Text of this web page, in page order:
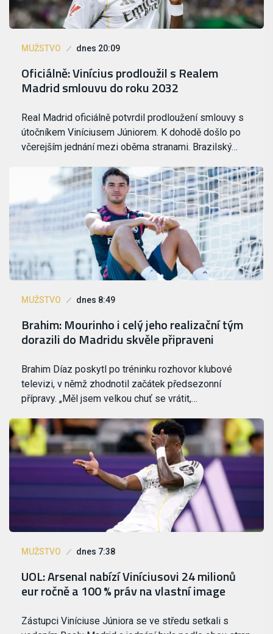
MUŽSTVO dnes 20:09
Oficiálně: Vinícius prodloužil s Realem
Madrid smlouvu do roku 2032
Real Madrid oficiálně potvrdil prodloužení smlouvy s
útočníkem Viníciusem Júniorem. K dohodě došlo po
včerejším jednání mezi oběma stranami. Brazilský…
MUŽSTVO dnes 8:49
Brahim: Mourinho i celý jeho realizační tým
dorazili do Madridu skvěle připraveni
Brahim Díaz poskytl po tréninku rozhovor klubové
televizi, v němž zhodnotil začátek předsezonní
přípravy. „Měl jsem velkou chuť se vrátit,…
MUŽSTVO dnes 7:38
UOL: Arsenal nabízí Viníciusovi 24 milionů
eur ročně a 100 % práv na vlastní image
Zástupci Viníciuse Júniora se ve středu setkali s